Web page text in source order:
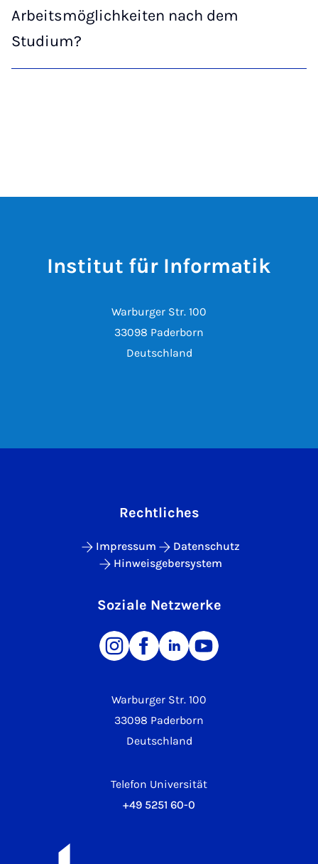
Arbeitsmöglichkeiten nach dem
Studium?
Institut für Informatik
Warburger Str. 100
33098 Paderborn
Deutschland
Warburger Str. 100
33098 Paderborn
Deutschland
Telefon Universität
+49 5251 60-0
Rechtliches
Impressum
Datenschutz
Hinweisgebersystem
Soziale Netzwerke